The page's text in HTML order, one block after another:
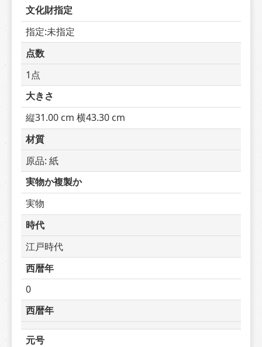
文化財指定
指定:未指定
点数
1点
大きさ
縦31.00 cm 横43.30 cm
材質
原品: 紙
実物か複製か
実物
時代
江戸時代
西暦年
0
西暦年
元号